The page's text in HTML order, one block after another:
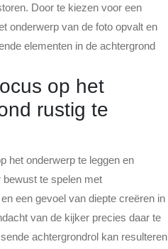
Door te kiezen voor een
onderwerp van de foto opvalt en
elementen in de achtergrond
op het
rustig te
het onderwerp te leggen en
bewust te spelen met
een gevoel van diepte creëren in
van de kijker precies daar te
achtergrondrol kan resulteren